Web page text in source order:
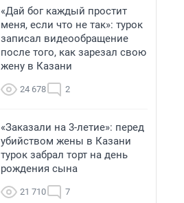
«Дай бог каждый простит
меня, если что не так»: турок
записал видеообращение
после того, как зарезал свою
жену в Казани
24 678 2
«Заказали на 3-летие»: перед
убийством жены в Казани
турок забрал торт на день
рождения сына
21 710 7